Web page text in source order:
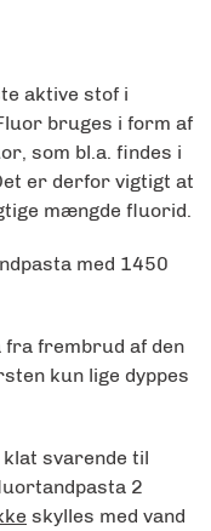
aktive stof i
bruges i form af
som bl.a. findes i
er derfor vigtigt at
mængde fluorid.
med 1450
frembrud af den
kun lige dyppes
svarende til
2
skylles med vand